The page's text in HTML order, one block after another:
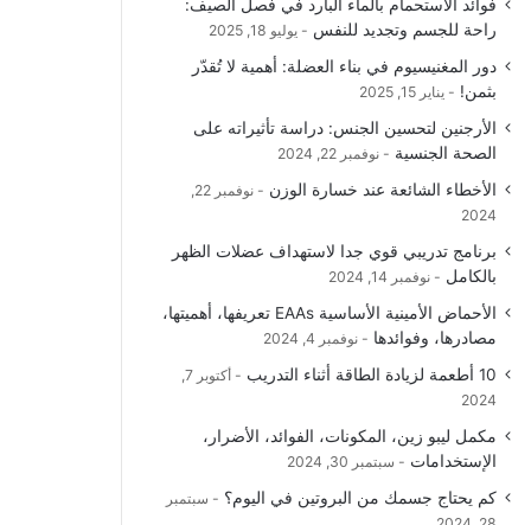
و
ك
T
u
b
e
ق
ر
ا
ا
ل
م
ع
R
فوائد الاستحمام بالماء البارد في فصل الصيف:
راحة للجسم وتجديد للنفس
يوليو 18, 2025
دور المغنيسيوم في بناء العضلة: أهمية لا تُقدّر
بثمن!
يناير 15, 2025
الأرجنين لتحسين الجنس: دراسة تأثيراته على
الصحة الجنسية
نوفمبر 22, 2024
الأخطاء الشائعة عند خسارة الوزن
نوفمبر 22,
2024
برنامج تدريبي قوي جدا لاستهداف عضلات الظهر
بالكامل
نوفمبر 14, 2024
الأحماض الأمينية الأساسية EAAs تعريفها، أهميتها،
مصادرها، وفوائدها
نوفمبر 4, 2024
10 أطعمة لزيادة الطاقة أثناء التدريب
أكتوبر 7,
2024
مكمل ليبو زين، المكونات، الفوائد، الأضرار،
الإستخدامات
سبتمبر 30, 2024
كم يحتاج جسمك من البروتين في اليوم؟
سبتمبر